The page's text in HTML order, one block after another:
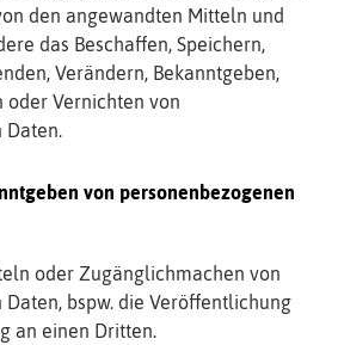
den angewandten Mitteln und
das Beschaffen, Speichern,
Verändern, Bekanntgeben,
oder Vernichten von
Daten.
von personenbezogenen
oder Zugänglichmachen von
bspw. die Veröffentlichung
an einen Dritten.